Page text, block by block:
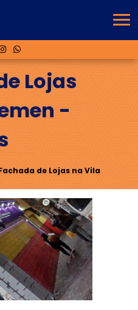
Lojas
-
de Lojas na Vila